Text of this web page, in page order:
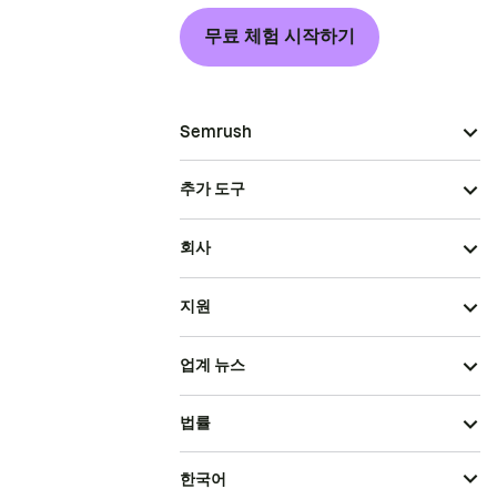
무료 체험 시작하기
Semrush
추가 도구
회사
지원
업계 뉴스
법률
한국어